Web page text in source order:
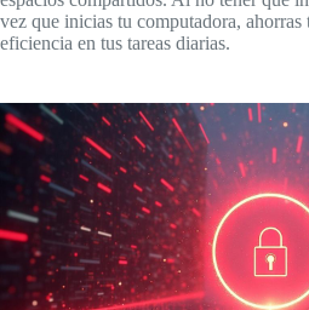
vez que inicias tu computadora,
eficiencia en tus tareas diarias.